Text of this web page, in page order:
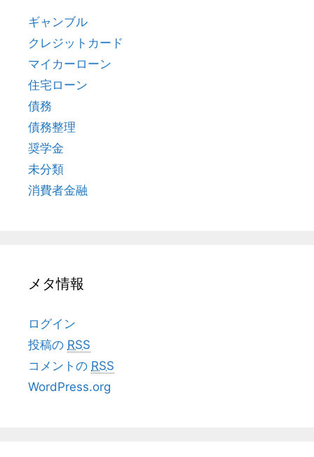
ギャンブル
クレジットカード
マイカーローン
住宅ローン
債務
債務整理
奨学金
未分類
消費者金融
メタ情報
ログイン
投稿の RSS
コメントの RSS
WordPress.org